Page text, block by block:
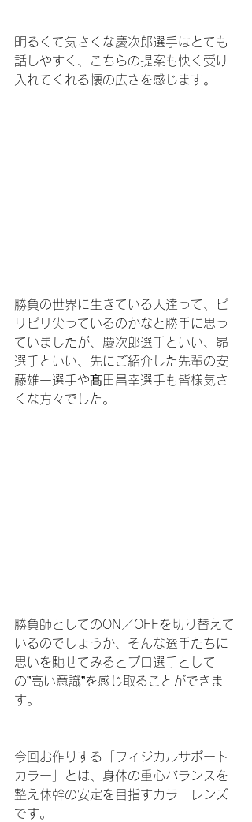
明るくて気さくな慶次郎選手はとても
話しやすく、こちらの提案も快く受け
入れてくれる懐の広さを感じます。
勝負の世界に生きている人達って、ピ
リピリ尖っているのかなと勝手に思っ
ていましたが、慶次郎選手といい、昴
選手といい、先にご紹介した先輩の安
藤雄一選手や髙田昌幸選手も皆様気さ
くな方々でした。
勝負師としてのON／OFFを切り替えて
いるのでしょうか、そんな選手たちに
思いを馳せてみるとプロ選手として
の”高い意識”を感じ取ることができま
す。
今回お作りする「フィジカルサポート
カラー」とは、身体の重心バランスを
整え体幹の安定を目指すカラーレンズ
です。